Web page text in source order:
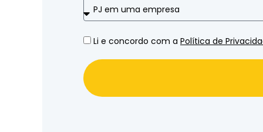
Li e concordo com a Política de